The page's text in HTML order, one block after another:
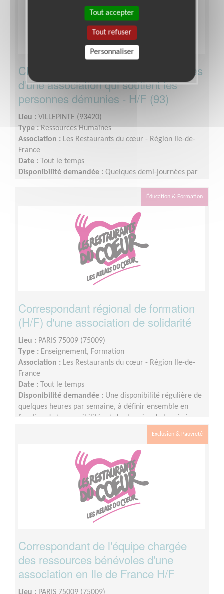
Chargé du recrutement des bénévoles
d'une association qui soutient les
personnes démunies - H/F (93)
Lieu : VILLEPINTE (93420)
Type : Ressources Humaines
Association : Les Restaurants du cœur - Région Ile-de-
France
Date : Tout le temps
Disponibilité demandée : Quelques demi-journées par
autonome pour organiser ton activité. Après ta période
d’intégration, une partie de la mission pourra
ponctuellement être réalisée en télétravail. Les
modalités et la fréquence de ton engagement seront
définies ensemble, en fonction de tes disponibilités et des
besoins de la mission. Si besoin, la mission pourra
également être partagée avec un binôme, afin de
faciliter son organisation et d’assurer une continuité dans
Éducation & Formation
Correspondant régional de formation
(H/F) d'une association de solidarité
Lieu : PARIS 75009 (75009)
Type : Enseignement, Formation
Association : Les Restaurants du cœur - Région Ile-de-
France
Date : Tout le temps
Disponibilité demandée : Une disponibilité régulière de
quelques heures par semaine, à définir ensemble en
fonction de tes possibilités et des besoins de la mission.
Exclusion & Pauvreté
Correspondant de l'équipe chargée
des ressources bénévoles d'une
association en Ile de France H/F
Tout accepter
Tout refuser
Personnaliser